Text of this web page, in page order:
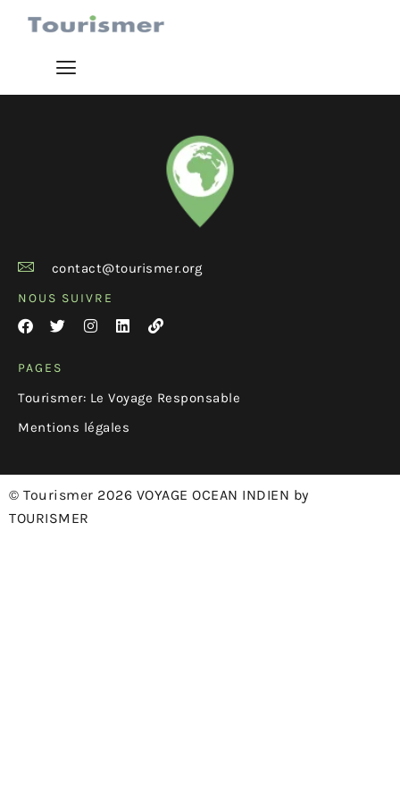
contact@tourismer.org
NOUS SUIVRE
PAGES
Tourismer: Le Voyage Responsable
Mentions légales
© Tourismer 2026 VOYAGE OCEAN INDIEN by
TOURISMER